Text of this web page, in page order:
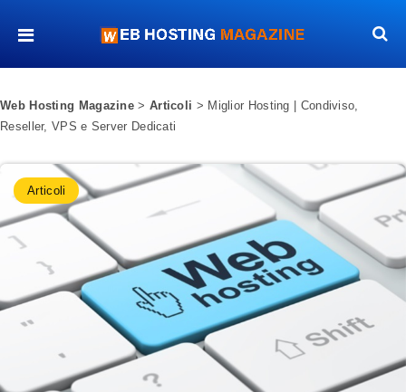
Web Hosting Magazine > Articoli > Miglior Hosting | Condiviso,
Reseller, VPS e Server Dedicati
Articoli